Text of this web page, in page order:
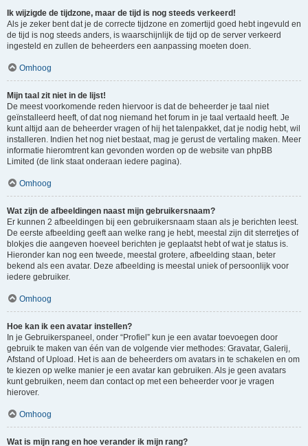
Ik wijzigde de tijdzone, maar de tijd is nog steeds verkeerd!
Als je zeker bent dat je de correcte tijdzone en zomertijd goed hebt ingevuld en
de tijd is nog steeds anders, is waarschijnlijk de tijd op de server verkeerd
ingesteld en zullen de beheerders een aanpassing moeten doen.
Omhoog
Mijn taal zit niet in de lijst!
De meest voorkomende reden hiervoor is dat de beheerder je taal niet
geïnstalleerd heeft, of dat nog niemand het forum in je taal vertaald heeft. Je
kunt altijd aan de beheerder vragen of hij het talenpakket, dat je nodig hebt, wil
installeren. Indien het nog niet bestaat, mag je gerust de vertaling maken. Meer
informatie hieromtrent kan gevonden worden op de website van phpBB
Limited (de link staat onderaan iedere pagina).
Omhoog
Wat zijn de afbeeldingen naast mijn gebruikersnaam?
Er kunnen 2 afbeeldingen bij een gebruikersnaam staan als je berichten leest.
De eerste afbeelding geeft aan welke rang je hebt, meestal zijn dit sterretjes of
blokjes die aangeven hoeveel berichten je geplaatst hebt of wat je status is.
Hieronder kan nog een tweede, meestal grotere, afbeelding staan, beter
bekend als een avatar. Deze afbeelding is meestal uniek of persoonlijk voor
iedere gebruiker.
Omhoog
Hoe kan ik een avatar instellen?
In je Gebruikerspaneel, onder “Profiel” kun je een avatar toevoegen door
gebruik te maken van één van de volgende vier methodes: Gravatar, Galerij,
Afstand of Upload. Het is aan de beheerders om avatars in te schakelen en om
te kiezen op welke manier je een avatar kan gebruiken. Als je geen avatars
kunt gebruiken, neem dan contact op met een beheerder voor je vragen
hierover.
Omhoog
Wat is mijn rang en hoe verander ik mijn rang?